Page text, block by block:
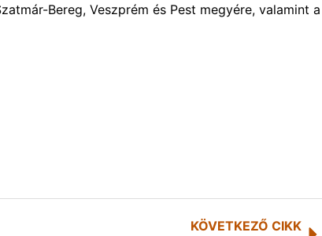
Bereg, Veszprém és Pest megyére, valamint a
KÖVETKEZŐ CIKK